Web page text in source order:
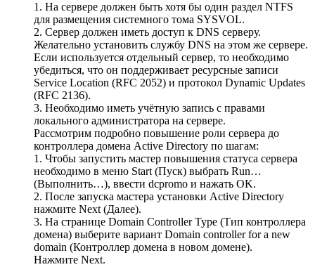
1. На сервере должен быть хотя бы один раздел NTFS
для размещения системного тома SYSVOL.
2. Сервер должен иметь доступ к DNS серверу.
Желательно установить службу DNS на этом же сервере.
Если используется отдельный сервер, то необходимо
убедиться, что он поддерживает ресурсные записи
Service Location (RFC 2052) и протокол Dynamic Updates
(RFC 2136).
3. Необходимо иметь учётную запись с правами
локального администратора на сервере.
Рассмотрим подробно повышение роли сервера до
контроллера домена Active Directory по шагам:
1. Чтобы запустить мастер повышения статуса сервера
необходимо в меню Start (Пуск) выбрать Run…
(Выполнить…), ввести dcpromo и нажать OK.
2. После запуска мастера установки Active Directory
нажмите Next (Далее).
3. На странице Domain Controller Type (Тип контроллера
домена) выберите вариант Domain controller for a new
domain (Контроллер домена в новом домене).
Нажмите Next.